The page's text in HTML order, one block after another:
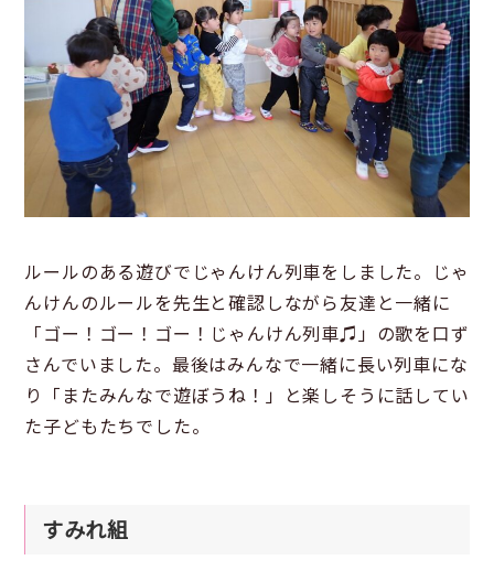
ルールのある遊びでじゃんけん列車をしました。じゃ
んけんのルールを先生と確認しながら友達と一緒に
「ゴー！ゴー！ゴー！じゃんけん列車♫」の歌を口ず
さんでいました。最後はみんなで一緒に長い列車にな
り「またみんなで遊ぼうね！」と楽しそうに話してい
た子どもたちでした。
すみれ組